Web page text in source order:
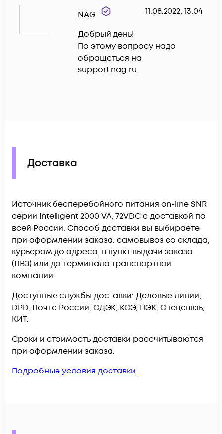
NAG 11.08.2022, 13:04
Добрый день!
По этому вопросу надо
обращаться на
support.nag.ru.
Доставка
Источник бесперебойного питания on-line SNR
серии Intelligent 2000 VA, 72VDC c доставкой по
всей России. Способ доставки вы выбираете
при оформлении заказа: самовывоз со склада,
курьером до адреса, в пункт выдачи заказа
(ПВЗ) или до терминала транспортной
компании.
Доступные службы доставки: Деловые линии,
DPD, Почта России, СДЭК, КСЭ, ПЭК, Спецсвязь,
КИТ.
Сроки и стоимость доставки рассчитываются
при оформлении заказа.
Подробные условия доставки